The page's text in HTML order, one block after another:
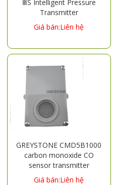
ⅢS Intelligent Pressure
Transmitter
Giá bán:Liên hệ
GREYSTONE CMD5B1000
carbon monoxide CO
sensor transmitter
Giá bán:Liên hệ